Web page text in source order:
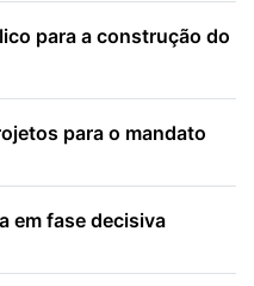
para a construção do
para o mandato
em fase decisiva